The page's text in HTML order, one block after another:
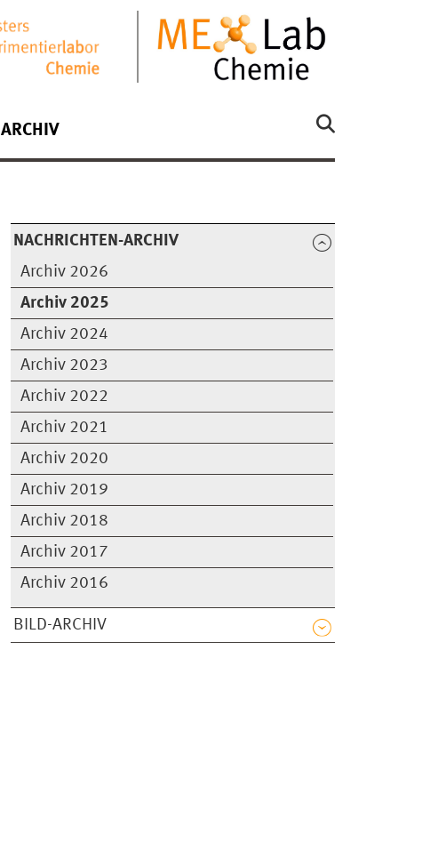
ARCHIV
NACHRICHTEN-ARCHIV
Archiv 2026
Archiv 2025
Archiv 2024
Archiv 2023
Archiv 2022
Archiv 2021
Archiv 2020
Archiv 2019
Archiv 2018
Archiv 2017
Archiv 2016
BILD-ARCHIV